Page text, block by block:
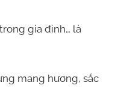
gia đình… là
mang hương, sắc